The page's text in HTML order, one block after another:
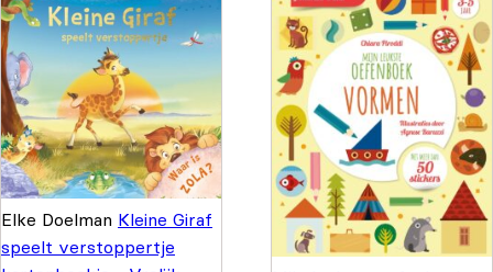
Elke Doelman Kleine Giraf
speelt verstoppertje